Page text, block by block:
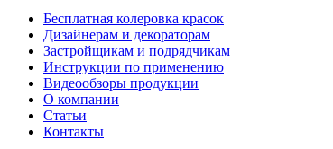
Бесплатная колеровка красок
Дизайнерам и декораторам
Застройщикам и подрядчикам
Инструкции по применению
Видеообзоры продукции
О компании
Статьи
Контакты